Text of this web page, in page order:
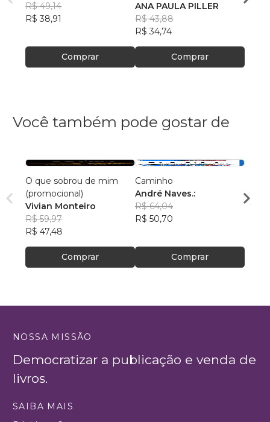
R$ 49,14
R$ 38,91
Comprar
ANA PAULA PILLER
R$ 43,88
R$ 34,74
Comprar
ANA
Você também pode gostar de
O que sobrou de mim
(promocional)
Vivian Monteiro
R$ 59,97
R$ 47,48
Comprar
Caminho
André Naves.:
R$ 64,04
R$ 50,70
Comprar
R$
NOSSA MISSÃO
Democratizar a publicação e venda de
livros.
SAIBA MAIS